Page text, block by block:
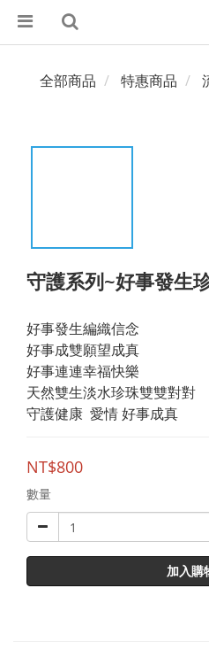
全部商品 特惠商品
守護系列~好事發生
好事發生編織信念
好事成雙願望成真
好事連連幸福快樂
天然雙生淡水珍珠雙雙對對
守護健康  愛情 好事成真
NT$800
數量
加入購